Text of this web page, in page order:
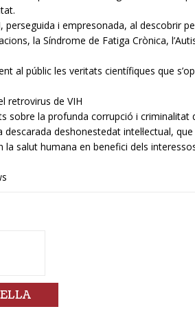
i empresonada, al descobrir
la Síndrome de Fatiga Crònica,
al públic les veritats científiques que
retrovirus de VIH
sobre la profunda corrupció i criminalitat
deshonestedat intel·lectual, que
salut humana en benefici dels